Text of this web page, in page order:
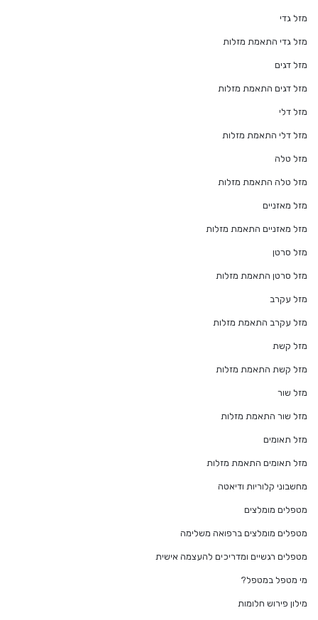
מזל גדי
מזל גדי התאמת מזלות
מזל דגים
מזל דגים התאמת מזלות
מזל דלי
מזל דלי התאמת מזלות
מזל טלה
מזל טלה התאמת מזלות
מזל מאזניים
מזל מאזניים התאמת מזלות
מזל סרטן
מזל סרטן התאמת מזלות
מזל עקרב
מזל עקרב התאמת מזלות
מזל קשת
מזל קשת התאמת מזלות
מזל שור
מזל שור התאמת מזלות
מזל תאומים
מזל תאומים התאמת מזלות
מחשבוני קלוריות ודיאטה
מטפלים מומלצים
מטפלים מומלצים ברפואה משלימה
מטפלים רגשיים ומדריכים להעצמה אישית
מי מטפל במטפל?
מילון פירוש חלומות